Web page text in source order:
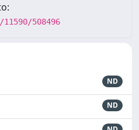
508496
ND
ND